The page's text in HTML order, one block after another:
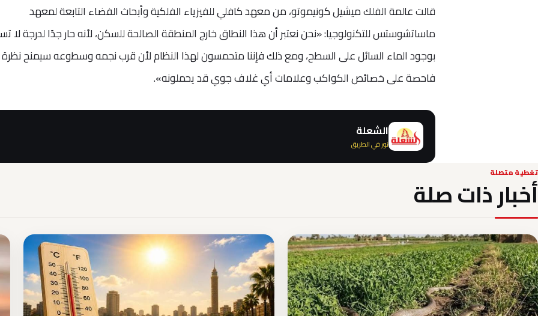
قالت عالمة الفلك ميشيل كونيموتو، من معهد كافلي للفيزياء الفلكية وأبحاث الفضاء التابعة لمعهد
ماساتشوستس للتكنولوجيا: «نحن نعتبر أن هذا النطاق خارج المنطقة الصالحة للسكن، لأنه حار جدًا لدرجة لا
بوجود الماء السائل على السطح، ومع ذلك فإننا متحمسون لهذا النظام لأن قرب نجمه وسطوعه سيمنح نظرة
فاحصة على خصائص الكواكب وعلامات أي غلاف جوي قد يحملونه».
الشعلة
نور في الطريق
تغطية متصلة
أخبار ذات صلة